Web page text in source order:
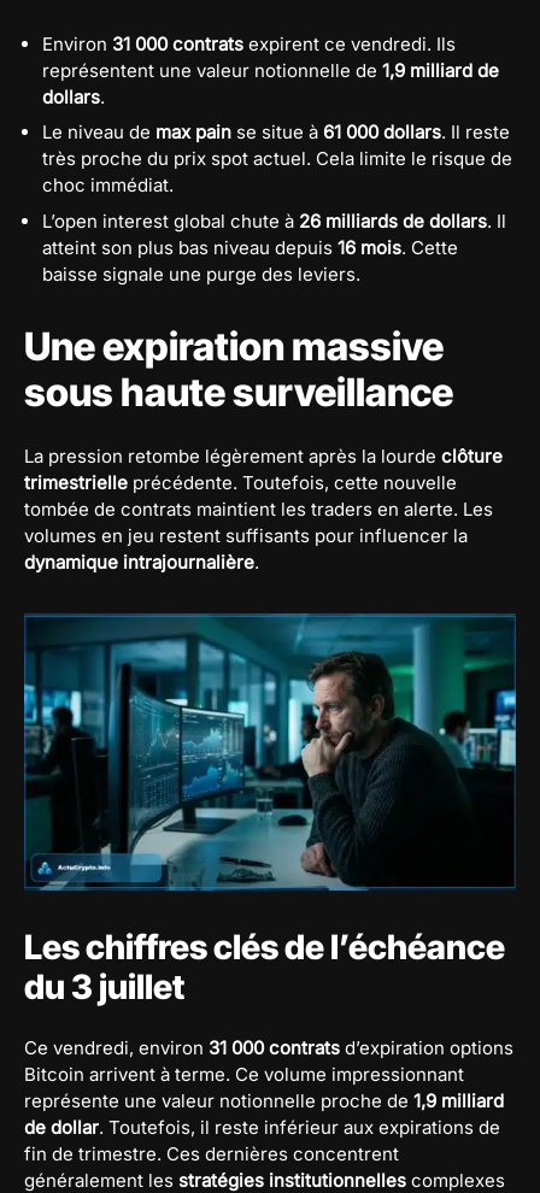
Environ 31 000 contrats expirent ce vendredi. Ils
représentent une valeur notionnelle de 1,9 milliard de
dollars.
Le niveau de max pain se situe à 61 000 dollars. Il reste
très proche du prix spot actuel. Cela limite le risque de
choc immédiat.
L’open interest global chute à 26 milliards de dollars. Il
atteint son plus bas niveau depuis 16 mois. Cette
baisse signale une purge des leviers.
Une expiration massive
sous haute surveillance
La pression retombe légèrement après la lourde clôture
trimestrielle précédente. Toutefois, cette nouvelle
tombée de contrats maintient les traders en alerte. Les
volumes en jeu restent suffisants pour influencer la
dynamique intrajournalière.
Les chiffres clés de l’échéance
du 3 juillet
Ce vendredi, environ 31 000 contrats d’expiration options
Bitcoin arrivent à terme. Ce volume impressionnant
représente une valeur notionnelle proche de 1,9 milliard
de dollar. Toutefois, il reste inférieur aux expirations de
fin de trimestre. Ces dernières concentrent
généralement les stratégies institutionnelles complexes